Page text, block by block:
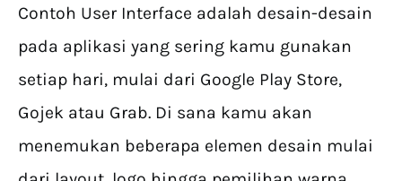
Contoh User Interface adalah desain-desain
pada aplikasi yang sering kamu gunakan
setiap hari, mulai dari Google Play Store,
Gojek atau Grab. Di sana kamu akan
menemukan beberapa elemen desain mulai